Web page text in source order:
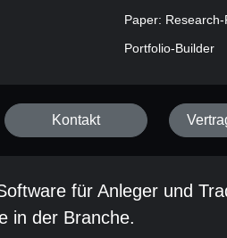
Paper:
Portfolio-Builder
Kontakt
für Anleger und
in der Branche.